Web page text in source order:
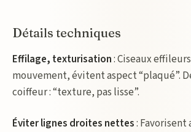
Détails techniques
Effilage, texturisation: Ciseaux
mouvement, évitent aspect “plaqué”.
coiffeur : “texture, pas lisse”.
Éviter lignes droites nettes: Favorisent